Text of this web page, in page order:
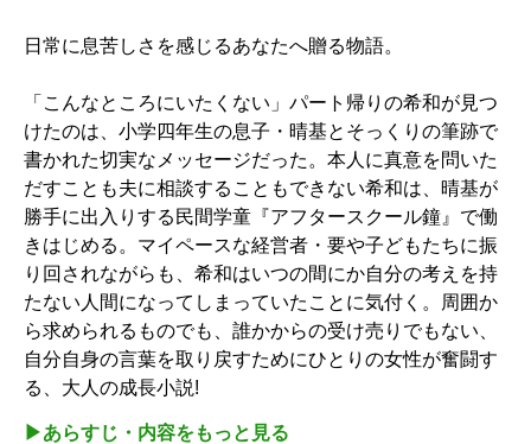
日常に息苦しさを感じるあなたへ贈る物語。
「こんなところにいたくない」パート帰りの希和が見つ
けたのは、小学四年生の息子・晴基とそっくりの筆跡で
書かれた切実なメッセージだった。本人に真意を問いた
だすことも夫に相談することもできない希和は、晴基が
勝手に出入りする民間学童『アフタースクール鐘』で働
きはじめる。マイペースな経営者・要や子どもたちに振
り回されながらも、希和はいつの間にか自分の考えを持
たない人間になってしまっていたことに気付く。周囲か
ら求められるものでも、誰かからの受け売りでもない、
自分自身の言葉を取り戻すためにひとりの女性が奮闘す
る、大人の成長小説!
▶︎あらすじ・内容をもっと見る